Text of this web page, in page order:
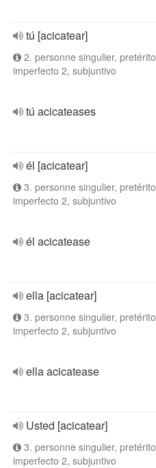
tú [acicatear]
2. personne singulier, pretérito
imperfecto 2, subjuntivo
tú acicateases
él [acicatear]
3. personne singulier, pretérito
imperfecto 2, subjuntivo
él acicatease
ella [acicatear]
3. personne singulier, pretérito
imperfecto 2, subjuntivo
ella acicatease
Usted [acicatear]
3. personne singulier, pretérito
imperfecto 2, subjuntivo